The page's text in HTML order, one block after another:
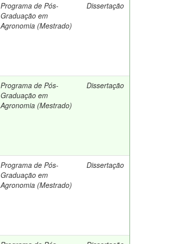
Programa de Pós-
Graduação em
Agronomia (Mestrado)
Dissertação
Programa de Pós-
Graduação em
Agronomia (Mestrado)
Dissertação
Programa de Pós-
Graduação em
Agronomia (Mestrado)
Dissertação